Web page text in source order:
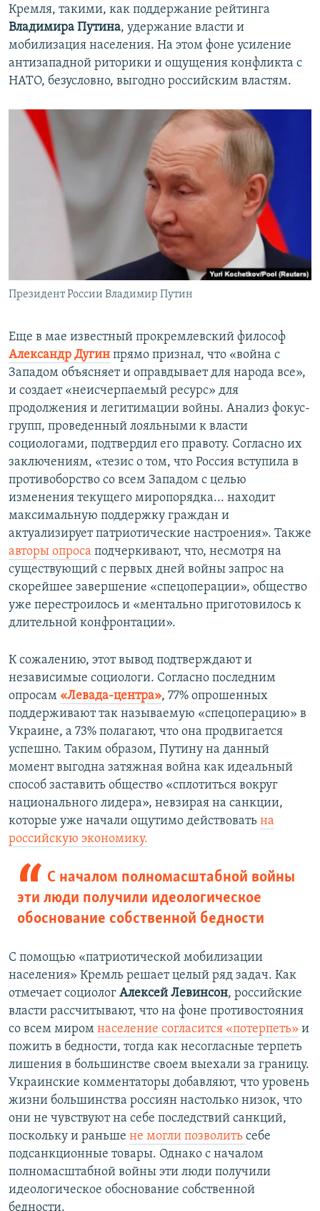
Кремля, такими, как поддержание рейтинга
Владимира Путина, удержание власти и
мобилизация населения. На этом фоне усиление
антизападной риторики и ощущения конфликта с
НАТО, безусловно, выгодно российским властям.
Президент России Владимир Путин
Еще в мае известный прокремлевский философ
Александр Дугин прямо признал, что «война с
Западом объясняет и оправдывает для народа все»,
и создает «неисчерпаемый ресурс» для
продолжения и легитимации войны. Анализ фокус-
групп, проведенный лояльными к власти
социологами, подтвердил его правоту. Согласно их
заключениям, «тезис о том, что Россия вступила в
противоборство со всем Западом с целью
изменения текущего миропорядка... находит
максимальную поддержку граждан и
актуализирует патриотические настроения». Также
авторы опроса подчеркивают, что, несмотря на
существующий с первых дней войны запрос на
скорейшее завершение «спецоперации», общество
уже перестроилось и «ментально приготовилось к
длительной конфронтации».
К сожалению, этот вывод подтверждают и
независимые социологи. Согласно последним
опросам «Левада-центра», 77% опрошенных
поддерживают так называемую «спецоперацию» в
Украине, а 73% полагают, что она продвигается
успешно. Таким образом, Путину на данный
момент выгодна затяжная война как идеальный
способ заставить общество «сплотиться вокруг
национального лидера», невзирая на санкции,
которые уже начали ощутимо действовать на
российскую экономику.
С началом полномасштабной войны
эти люди получили идеологическое
обоснование собственной бедности
С помощью «патриотической мобилизации
населения» Кремль решает целый ряд задач. Как
отмечает социолог Алексей Левинсон, российские
власти рассчитывают, что на фоне противостояния
со всем миром население согласится «потерпеть» и
пожить в бедности, тогда как несогласные терпеть
лишения в большинстве своем выехали за границу.
Украинские комментаторы добавляют, что уровень
жизни большинства россиян настолько низок, что
они не чувствуют на себе последствий санкций,
поскольку и раньше не могли позволить себе
подсанкционные товары. Однако с началом
полномасштабной войны эти люди получили
идеологическое обоснование собственной
бедности.